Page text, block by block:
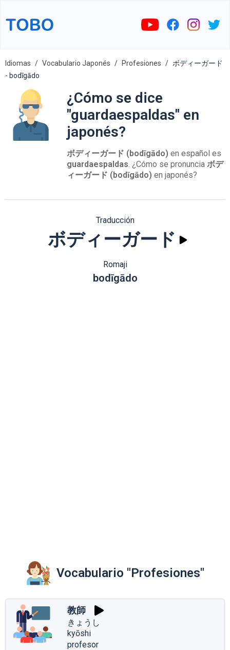
Idiomas Vocabulario Japonés Profesiones
ボディーガード
- bodīgādo
¿Cómo se dice
"guardaespaldas" en
japonés?
ボディーガード (bodīgādo) en español es
guardaespaldas. ¿Cómo se pronuncia ボデ
ィーガード (bodīgādo) en japonés?
Traducción
ボディーガード
Romaji
bodīgādo
Vocabulario "Profesiones"
教師
きょうし
kyōshi
profesor